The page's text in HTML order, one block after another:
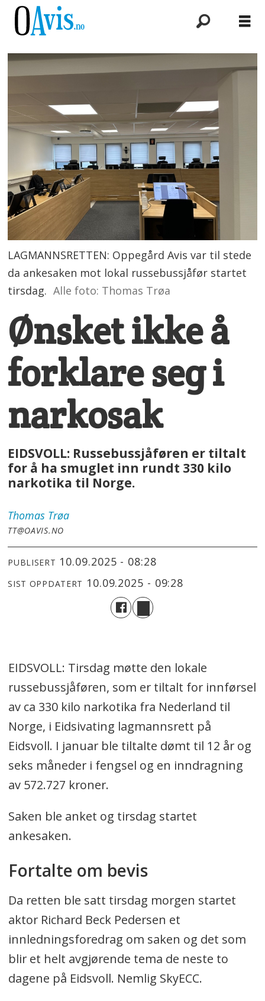
LAGMANNSRETTEN: Oppegård Avis var til stede
da ankesaken mot lokal russebussjåfør startet
tirsdag. Alle foto: Thomas Trøa
Ønsket ikke å
forklare seg i
narkosak
EIDSVOLL: Russebussjåføren er tiltalt
for å ha smuglet inn rundt 330 kilo
narkotika til Norge.
Thomas Trøa
TT@OAVIS.NO
PUBLISERT 10.09.2025 - 08:28
SIST OPPDATERT 10.09.2025 - 09:28
EIDSVOLL: Tirsdag møtte den lokale
russebussjåføren, som er tiltalt for innførsel
av ca 330 kilo narkotika fra Nederland til
Norge, i Eidsivating lagmannsrett på
Eidsvoll. I januar ble tiltalte dømt til 12 år og
seks måneder i fengsel og en inndragning
av 572.727 kroner.
Saken ble anket og tirsdag startet
ankesaken.
Fortalte om bevis
Da retten ble satt tirsdag morgen startet
aktor Richard Beck Pedersen et
innledningsforedrag om saken og det som
blir et helt avgjørende tema de neste to
dagene på Eidsvoll. Nemlig SkyECC.